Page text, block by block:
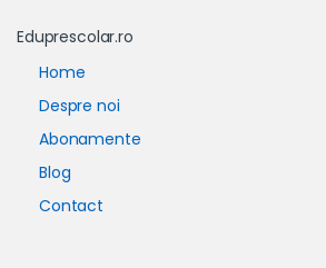
Eduprescolar.ro
Home
Despre noi
Abonamente
Blog
Contact